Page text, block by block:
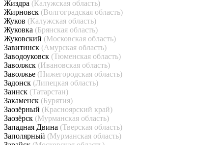
Жиздра (Калужская область)
Жирновск (Волгоградская область)
Жуков (Калужская область)
Жуковка (Брянская область)
Жуковский (Московская область)
Завитинск (Амурская область)
Заводоуковск (Тюменская область)
Заволжск (Ивановская область)
Заволжье (Нижегородская область)
Задонск (Липецкая область)
Заинск (Татарстан)
Закаменск (Бурятия)
Заозёрный (Красноярский край)
Заозёрск (Мурманская область)
Западная Двина (Тверская область)
Заполярный (Мурманская область)